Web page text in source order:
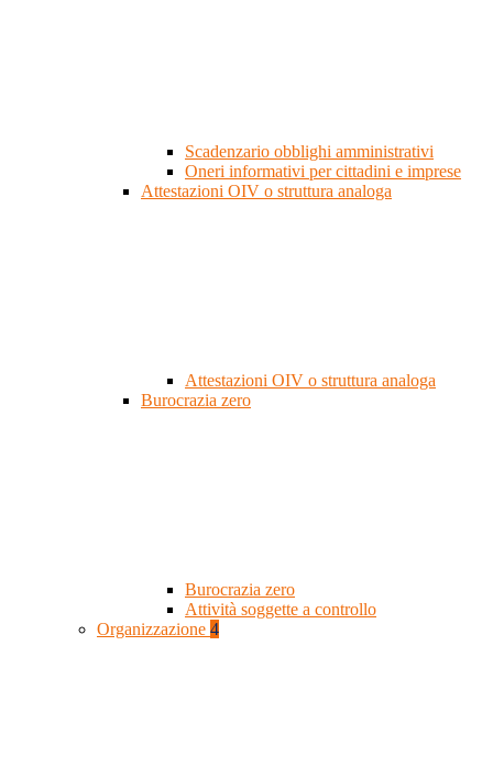
Scadenzario obblighi amministrativi
Oneri informativi per cittadini e imprese
Attestazioni OIV o struttura analoga
Attestazioni OIV o struttura analoga
Burocrazia zero
Burocrazia zero
Attività soggette a controllo
Organizzazione 4